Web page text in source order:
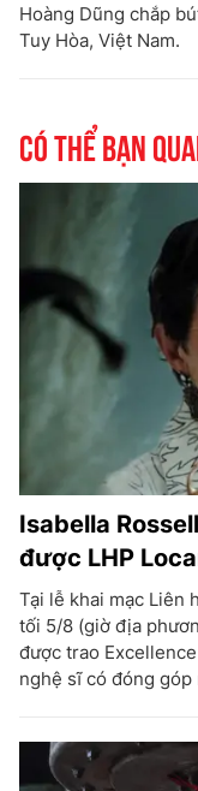
Hoàng Dũng chắp
Tuy Hòa, Việt Nam.
Có thể bạn
Isabella
được LHP
Tại lễ khai mạc Liên
tối 5/8 (giờ địa
được trao
nghệ sĩ có đóng